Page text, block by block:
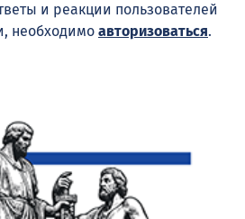
и реакции пользователей
необходимо авторизоваться.